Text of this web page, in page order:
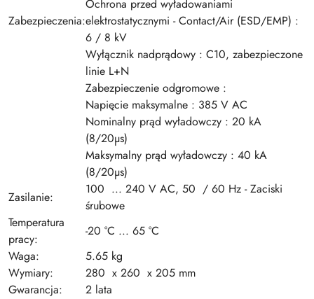
Zabezpieczenia:
Ochrona przed wyładowaniami
elektrostatycznymi - Contact/Air (ESD/EMP) :
6 / 8 kV
Wyłącznik nadprądowy : C10, zabezpieczone
linie L+N
Zabezpieczenie odgromowe :
Napięcie maksymalne : 385 V AC
Nominalny prąd wyładowczy : 20 kA
(8/20µs)
Maksymalny prąd wyładowczy : 40 kA
(8/20µs)
Zasilanie:
100 ... 240 V AC, 50 / 60 Hz - Zaciski
śrubowe
Temperatura
pracy:
-20 °C ... 65 °C
Waga:
5.65 kg
Wymiary:
280 x 260 x 205 mm
Gwarancja:
2 lata